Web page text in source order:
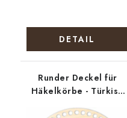
DETAIL
Runder Deckel für
Häkelkörbe - Türkise